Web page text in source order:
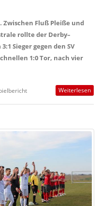
Fluß Pleiße und
rollte der Derby–
Sieger gegen den SV
1:0 Tor, nach vier
Weiterlesen